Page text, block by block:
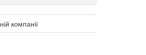
компанії